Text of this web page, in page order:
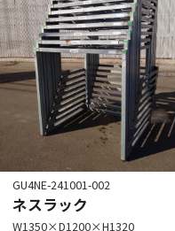
GU4NE-241001-002
ネスラック
W1350×D1200×H1320